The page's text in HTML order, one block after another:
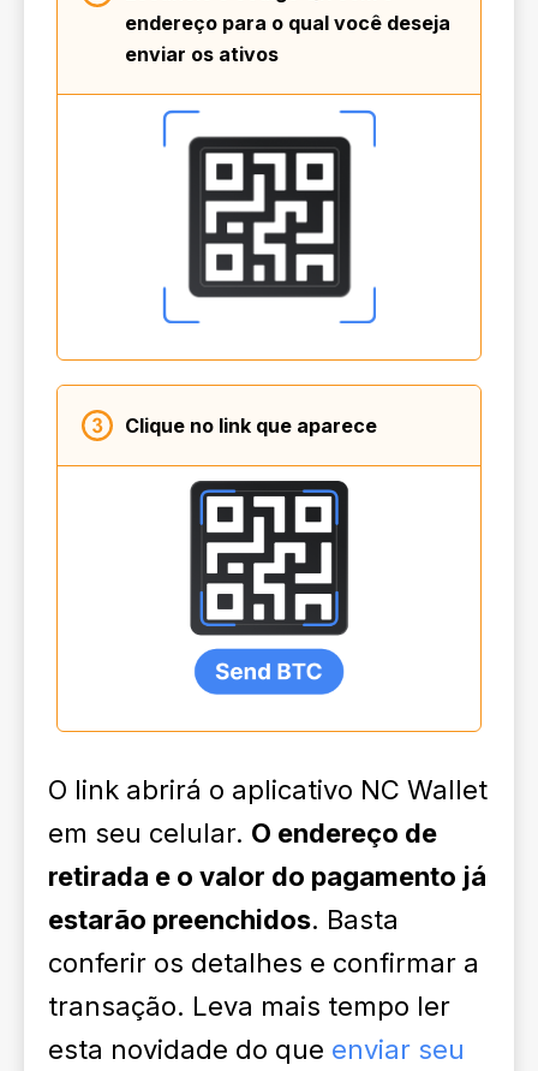
endereço para o qual você deseja
enviar os ativos
Clique no link que aparece
O link abrirá o aplicativo NC Wallet
em seu celular. O endereço de
retirada e o valor do pagamento já
estarão preenchidos. Basta
conferir os detalhes e confirmar a
transação. Leva mais tempo ler
esta novidade do que enviar seu